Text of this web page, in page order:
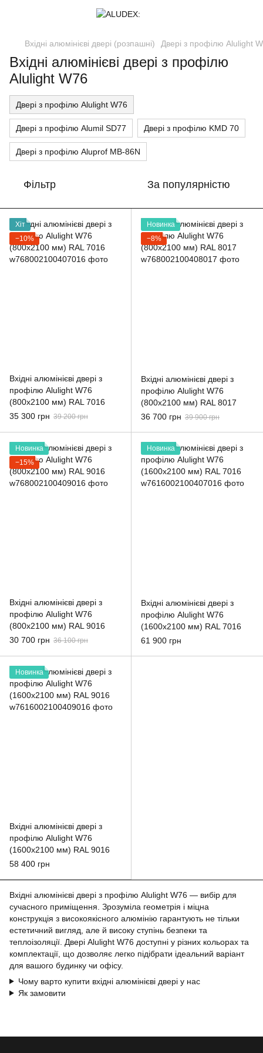
Вхідні алюмінієві двері (розпашні) Двері з профілю Alulight
Вхідні алюмінієві двері з профілю
Alulight W76
Двері з профілю Alulight W76
Двері з профілю Alumil SD77 Двері з профілю KMD 70
Двері з профілю Aluprof MB-86N
Фільтр За популярністю
Хіт
−10%
Вхідні алюмінієві двері з
профілю Alulight W76
(800x2100 мм) RAL 7016
35 300 грн 39 200 грн
Новинка
−8%
Вхідні алюмінієві двері з
профілю Alulight W76
(800x2100 мм) RAL 8017
36 700 грн 39 900 грн
Новинка
−15%
Вхідні алюмінієві двері з
профілю Alulight W76
(800x2100 мм) RAL 9016
30 700 грн 36 100 грн
Новинка
Вхідні алюмінієві двері з
профілю Alulight W76
(1600x2100 мм) RAL 7016
61 900 грн
Новинка
Вхідні алюмінієві двері з
профілю Alulight W76
(1600x2100 мм) RAL 9016
58 400 грн
Вхідні алюмінієві двері з профілю Alulight W76 — вибір для
сучасного приміщення. Зрозуміла геометрія і міцна
конструкція з високоякісного алюмінію гарантують не тільки
естетичний вигляд, але й високу ступінь безпеки та
теплоізоляції. Двері Alulight W76 доступні у різних кольорах та
комплектації, що дозволяє легко підібрати ідеальний варіант
для вашого будинку чи офісу.
Чому варто купити вхідні алюмінієві двері у нас
Як замовити